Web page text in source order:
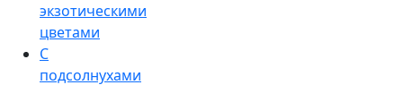
экзотическими
цветами
С
подсолнухами